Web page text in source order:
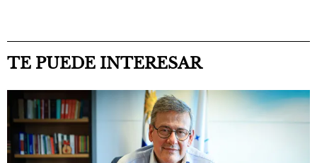
TE PUEDE INTERESAR